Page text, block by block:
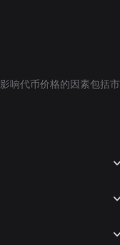
响代币价格的因素包括市